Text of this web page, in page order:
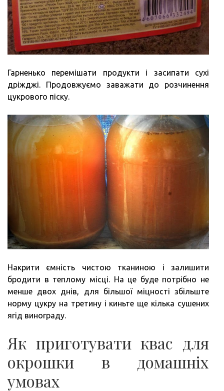
Гарненько перемішати продукти і засипати сухі
дріжджі. Продовжуємо заважати до розчинення
цукрового піску.
Накрити ємність чистою тканиною і залишити
бродити в теплому місці. На це буде потрібно не
менше двох днів, для більшої міцності збільште
норму цукру на третину і киньте ще кілька сушених
ягід винограду.
Як приготувати квас для
окрошки в домашніх
умовах